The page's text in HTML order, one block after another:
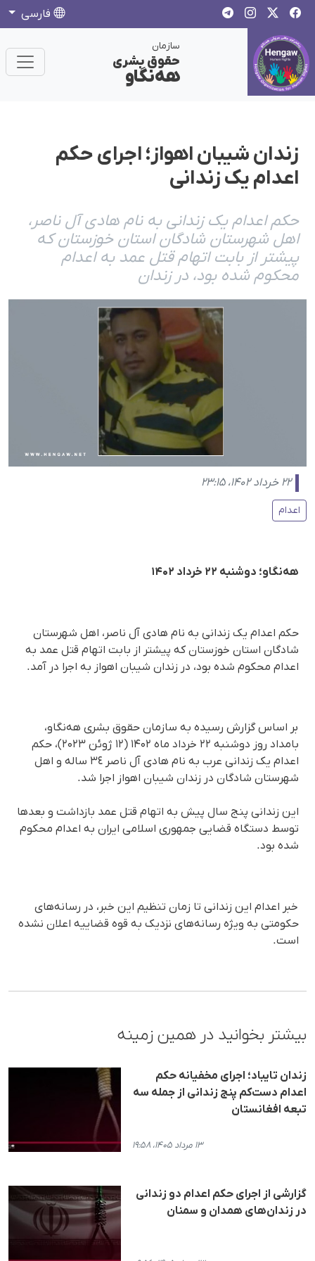
فارسی
سازمان
حقوق بشری
هەنگاو
زندان شیبان اهواز؛ اجرای حکم
اعدام یک زندانی
حکم اعدام یک زندانی به نام هادی آل ناصر،
اهل شهرستان شادگان استان خوزستان که
پیشتر از بابت اتهام قتل عمد به اعدام
محکوم شده بود، در زندان
۲۲ خرداد ۱۴۰۲، ۲۳:۱۵
اعدام
هه‌نگاو؛ دوشنبه ۲۲ خرداد ۱۴۰۲
حکم اعدام یک زندانی به نام هادی آل ناصر، اهل شهرستان
شادگان استان خوزستان که پیشتر از بابت اتهام قتل عمد به
اعدام محکوم شده بود، در زندان شیبان اهواز به اجرا در آمد.
بر اساس گزارش رسیده به سازمان حقوق بشری هه‌نگاو،
بامداد روز دوشنبه ٢٢ خرداد ماه ۱۴۰۲ (١٢ ژوئن ‌۲۰۲۳)، حکم
اعدام یک زندانی عرب به نام هادی آل ناصر ٣٤ ساله و اهل
شهرستان شادگان در زندان شیبان اهواز اجرا شد.
این زندانی پنج سال پیش به اتهام قتل عمد بازداشت و بعدها
توسط دستگاه قضایی جمهوری اسلامی ایران به اعدام محکوم
شده بود.
خبر اعدام این زندانی تا زمان تنظیم این خبر، در رسانه‌های
حکومتی به ویژه رسانه‌های نزدیک به قوه قضاییه اعلان نشده
است.
بیشتر بخوانید در همین زمینه
زندان تایباد؛ اجرای مخفیانه حکم
اعدام دست‌کم پنج زندانی از جمله سه
تبعه افغانستان
۱۳ مرداد ۱۴۰۵، ۱۹:۵۸
گزارشی از اجرای حکم اعدام دو زندانی
در زندان‌های همدان و سمنان